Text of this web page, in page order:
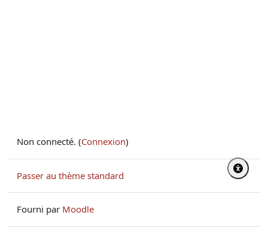
Non connecté. (Connexion)
Passer au thème standard
Fourni par Moodle